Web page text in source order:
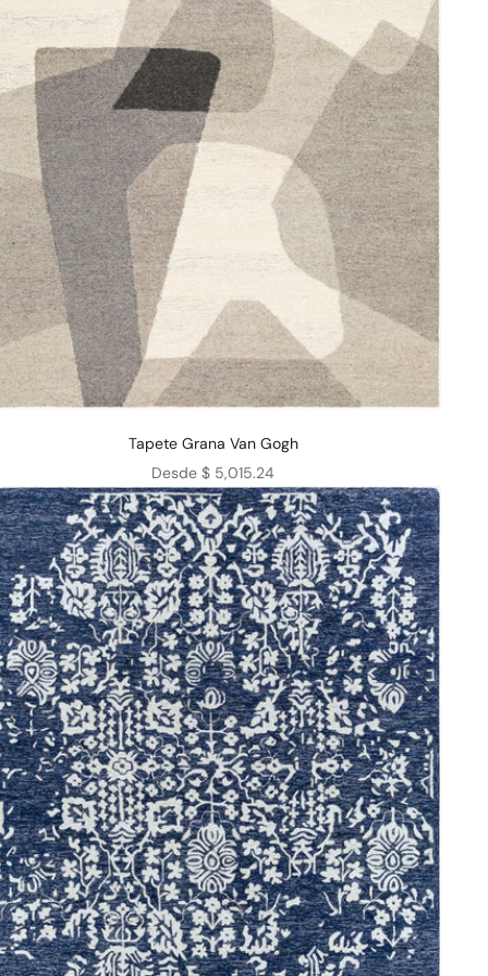
Tapete Grana Van Gogh
Precio de oferta
Desde $ 5,015.24